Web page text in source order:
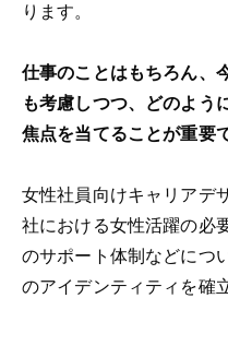
ります。
仕事のことはもちろん、
も考慮しつつ、どのよう
焦点を当てることが重要
女性社員向けキャリアデ
社における女性活躍の必
のサポート体制などにつ
のアイデンティティを確